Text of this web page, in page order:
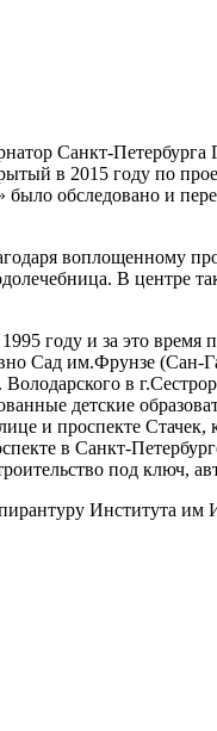
Санкт-
в 2015 году по
обследовано и
воплощенному
В
году и за это
Сад им.Фрунзе
в
детские
и проспекте
в Санкт-
под ключ,
Института